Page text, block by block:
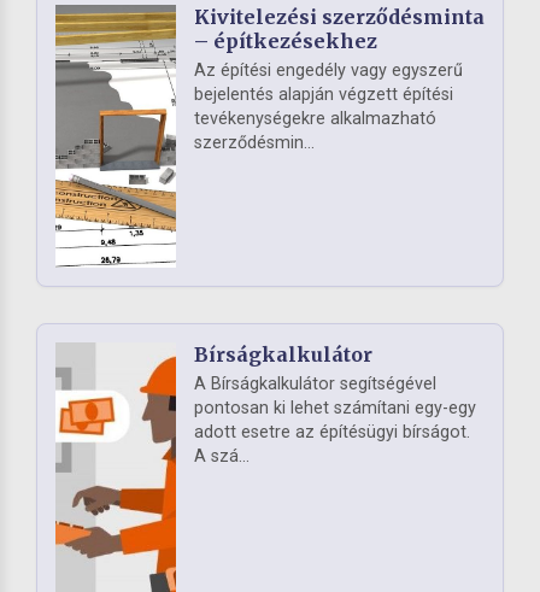
Kivitelezési szerződésminta
– építkezésekhez
Az építési engedély vagy egyszerű
bejelentés alapján végzett építési
tevékenységekre alkalmazható
szerződésmin...
Bírságkalkulátor
A Bírságkalkulátor segítségével
pontosan ki lehet számítani egy-egy
adott esetre az építésügyi bírságot.
A szá...